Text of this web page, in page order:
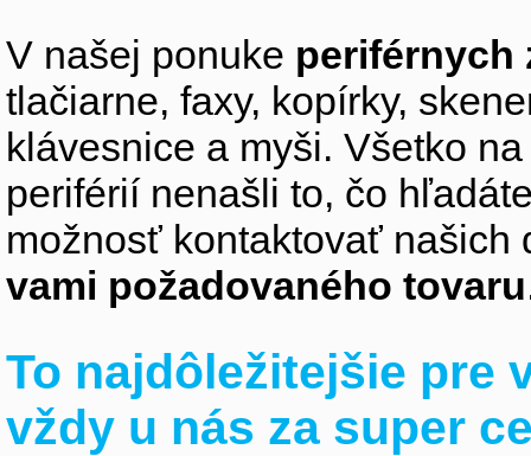
V našej ponuke periférnych
tlačiarne, faxy, kopírky,
klávesnice a myši. Všetko
periférií nenašli to, čo
možnosť kontaktovať
vami požadovaného tovaru
To najdôležitejšie pre
vždy u nás za super